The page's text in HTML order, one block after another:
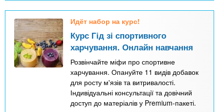
Идёт набор на курс!
Курс Гід зі спортивного
харчування. Онлайн навчання
Розвінчайте міфи про спортивне
харчування. Опануйте 11 видів добавок
для росту м'язів та витривалості.
Індивідуальні консультації та довічний
доступ до матеріалів у Premium-пакеті.